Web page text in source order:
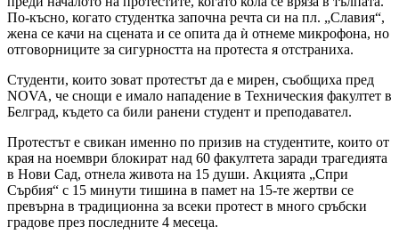
По-късно, когато студентка започна речта си на пл. „Славия“,
жена се качи на сцената и се опита да ѝ отнеме микрофона, но
отговорниците за сигурността на протеста я отстраниха.
Студенти, които зоват протестът да е мирен, съобщиха пред
NOVA, че снощи е имало нападение в Техническия факултет в
Белград, където са били ранени студент и преподавател.
Протестът е свикан именно по призив на студентите, които от
края на ноември блокират над 60 факултета заради трагедията
в Нови Сад, отнела живота на 15 души. Акцията „Спри
Сърбия“ с 15 минути тишина в памет на 15-те жертви се
превърна в традиционна за всеки протест в много сръбски
градове през последните 4 месеца.